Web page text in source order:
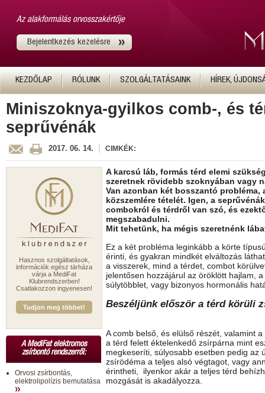
Az alakformálás orvosszakértője
Bejelentkezés kezelésre
KEZDŐLAP RÓLUNK SZOLGÁLTATÁSAINK HÍREK,
Miniszoknya-gyilkos comb-, és
seprűvénák
2017. 06. 14. | CIMKÉK:
Hasznos szolgáltatások,
információk egész tárháza
várja a MediFat
Klubrendszerben!
Csatlakozzon ingyenesen!
Tudjon meg többet!
A MediFat elektromos
zsírbontó rendszerről:
Orvosi zsírbontás,
elektrolipolízis bemutatása
A karcsú láb, formás térd elemi
szeretnek rövidebb szoknyában vagy
Van azonban két bosszantó
közszemlére tételét. Igen, a
combokról és térdről van szó, és
megszabadulni.
Mit tehetünk, ha mégis szeretnénk
Ez a két probléma leginkább a körte
érinti, és gyakran mindkét elváltozás
a visszerek, mind a térdet, combot
jelentősen hozzájárul az öröklött hajlam,
súlytöbblet, vagy bizonyos hormonális
Beszéljünk először a térd körüli
A comb belső, és elülső részét, valamint
a térd felett éktelenkedő zsírpárna mint
megkeseríti, súlyosabb esetben pedig az
zsírödéma a teljes alsó végtagot, vagy
érintheti, ilyenkor akár a teljes térd
mozgását is akadályozza.